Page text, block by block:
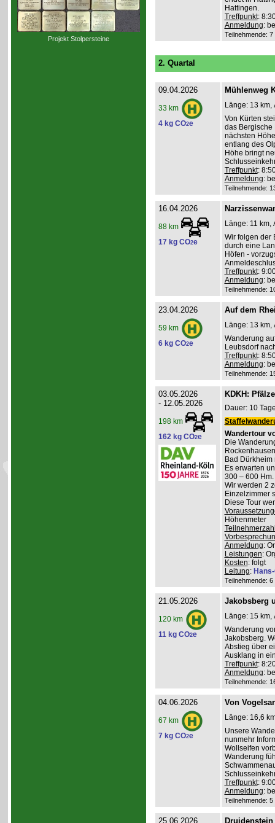
Projekt Stolpersteine
Hattingen.
Treffpunkt:
Anmeldung:
Teilnehmende:
2. Quartal
09.04.2026
33 km
4 kg CO2e
Mühlenweg
Länge: 13 km,
Von Kürten
das Bergische
nächsten
entlang des
Höhe bringt
Treffpunkt:
Anmeldung:
Teilnehmende:
16.04.2026
88 km
17 kg CO2e
Länge: 11 km,
Wir folgen der
durch eine
Höfen -
Treffpunkt:
Anmeldung:
Teilnehmende:
23.04.2026
59 km
6 kg CO2e
Auf dem
Länge: 13 km,
Wanderung
Leubsdorf
Treffpunkt:
Anmeldung:
Teilnehmende:
03.05.2026
- 12.05.2026
198 km
162 kg CO2e
KDKH:
Dauer: 10
Wandertour
Die
Bad Dürkheim
Es erwarten
300 – 600
Wir werden 2
Einzelzimmer
Diese Tour
Höhenmeter
Anmeldung:
Leistungen:
Kosten: folgt
Leitung:
Teilnehmende:
21.05.2026
120 km
11 kg CO2e
Jakobsberg
Länge: 15 km,
Wanderung
Jakobsberg.
Abstieg über
Ausklang in
Treffpunkt:
Anmeldung:
Teilnehmende:
04.06.2026
67 km
7 kg CO2e
Von
Länge: 16,6
Unsere
nunmehr
Wollseifen
Wanderung
Treffpunkt:
Anmeldung:
Teilnehmende:
25.06.2026